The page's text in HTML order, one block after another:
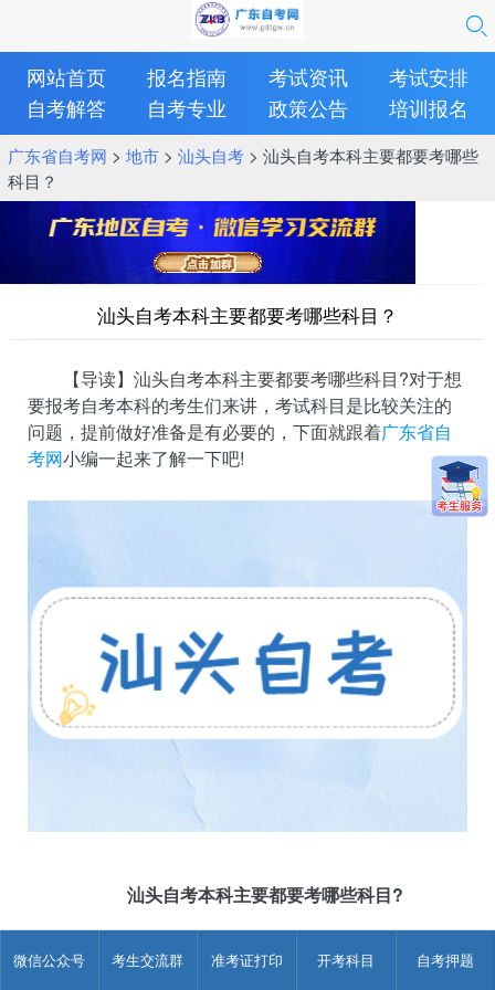
微信公众号 考生交流群 准考证打印 开考科目 自考押题
网站首页 报名指南 考试资讯
考试安排
自考解答
自考专业 政策公告 培训报名
广东省自考网 > 地市> 汕头自考> 汕头自考本科主要都要考哪些
科目？
汕头自考本科主要都要考哪些科目？
【导读】汕头自考本科主要都要考哪些科目?对于想
要报考自考本科的考生们来讲，考试科目是比较关注的
问题，提前做好准备是有必要的，下面就跟着广东省自
考网小编一起来了解一下吧!
汕头自考本科主要都要考哪些科目?
现代史纲要》、《马克思基本原理概论》、《英语二》三门课